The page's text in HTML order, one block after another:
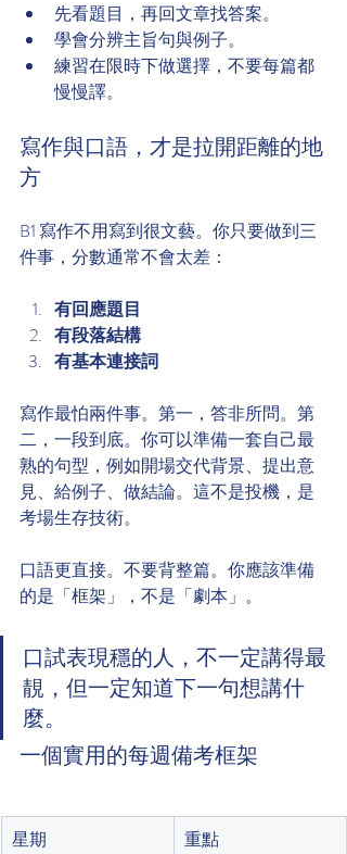
先看題目，再回文章找答案。
學會分辨主旨句與例子。
練習在限時下做選擇，不要每篇都
慢慢譯。
寫作與口語，才是拉開距離的地
方
B1 寫作不用寫到很文藝。你只要做到三
件事，分數通常不會太差：
有回應題目
有段落結構
有基本連接詞
寫作最怕兩件事。第一，答非所問。第
二，一段到底。你可以準備一套自己最
熟的句型，例如開場交代背景、提出意
見、給例子、做結論。這不是投機，是
考場生存技術。
口語更直接。不要背整篇。你應該準備
的是「框架」，不是「劇本」。
口試表現穩的人，不一定講得最
靚，但一定知道下一句想講什
麼。
一個實用的每週備考框架
星期 重點